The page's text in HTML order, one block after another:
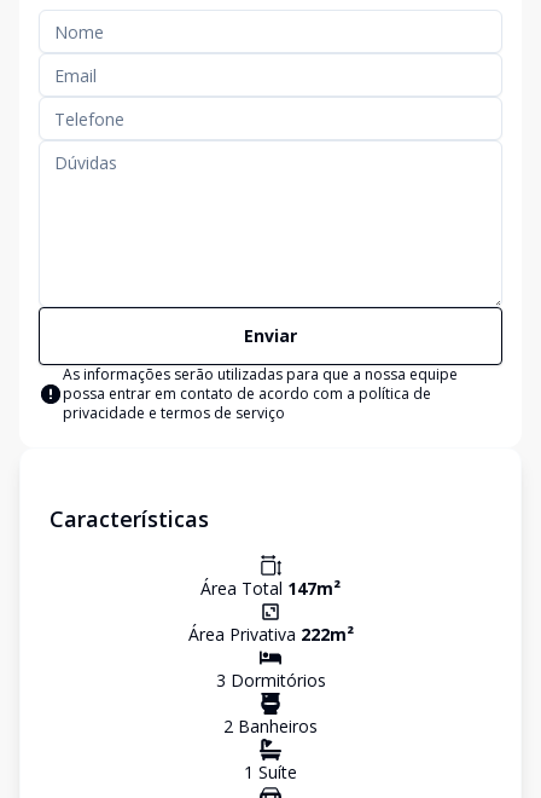
Enviar
As informações serão utilizadas para que a nossa equipe
possa entrar em contato de acordo com a política de
privacidade e termos de serviço
Características
Área Total 147m²
Área Privativa 222m²
3 Dormitórios
2 Banheiros
1 Suíte